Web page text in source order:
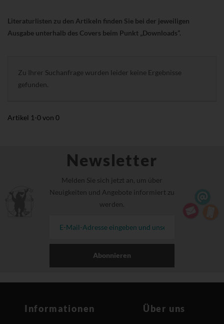
Literaturlisten zu den Artikeln finden Sie bei der jeweiligen
Ausgabe unterhalb des Covers beim Punkt „Downloads“.
Zu Ihrer Suchanfrage wurden leider keine Ergebnisse
gefunden.
Artikel 1 -0von 0
Newsletter
Melden Sie sich jetzt an, um über
Neuigkeiten und Angebote informiert zu
werden.
Abonnieren
Informationen Über uns